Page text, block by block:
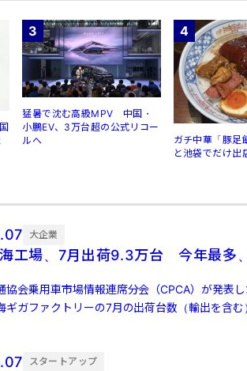
3
猛暑で沈む高級MPV 中国・
小鵬EV、3万台超の公式リコー
ルへ
4
ガチ中華「豚足
と池袋でだけ出
大企業
工場、7月出荷9.3万台 今年最多
協会乗用車市場情報連席分会（CPCA）が発表
ギガファクトリーの7月の出荷台数（輸出を含
％増 […]
スタートアップ